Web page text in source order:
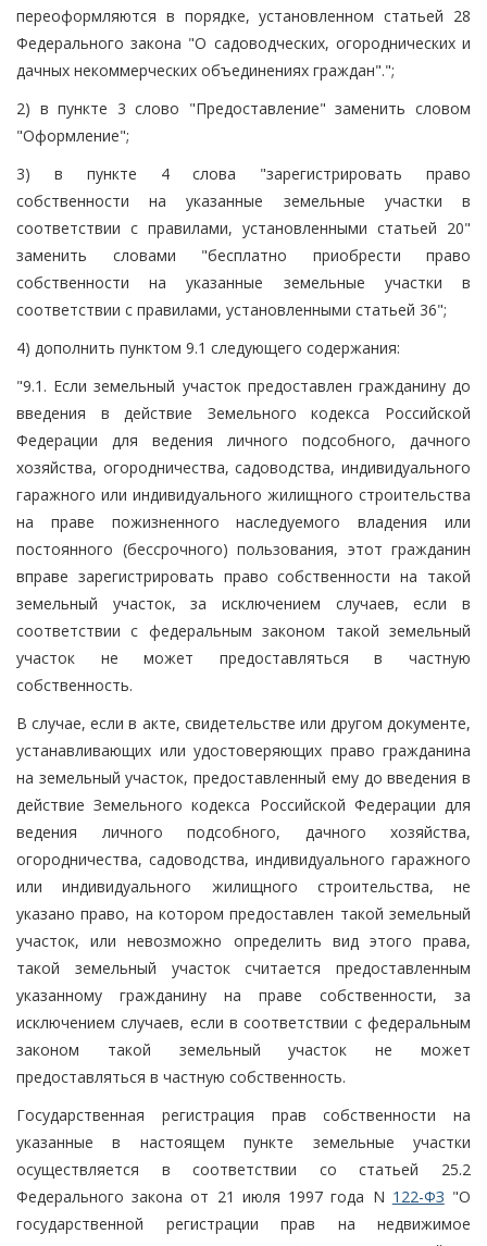
переоформляются в порядке, установленном статьей 28
Федерального закона "О садоводческих, огороднических и
дачных некоммерческих объединениях граждан".";
2) в пункте 3 слово "Предоставление" заменить словом
"Оформление";
3) в пункте 4 слова "зарегистрировать право
собственности на указанные земельные участки в
соответствии с правилами, установленными статьей 20"
заменить словами "бесплатно приобрести право
собственности на указанные земельные участки в
соответствии с правилами, установленными статьей 36";
4) дополнить пунктом 9.1 следующего содержания:
"9.1. Если земельный участок предоставлен гражданину до
введения в действие Земельного кодекса Российской
Федерации для ведения личного подсобного, дачного
хозяйства, огородничества, садоводства, индивидуального
гаражного или индивидуального жилищного строительства
на праве пожизненного наследуемого владения или
постоянного (бессрочного) пользования, этот гражданин
вправе зарегистрировать право собственности на такой
земельный участок, за исключением случаев, если в
соответствии с федеральным законом такой земельный
участок не может предоставляться в частную
собственность.
В случае, если в акте, свидетельстве или другом документе,
устанавливающих или удостоверяющих право гражданина
на земельный участок, предоставленный ему до введения в
действие Земельного кодекса Российской Федерации для
ведения личного подсобного, дачного хозяйства,
огородничества, садоводства, индивидуального гаражного
или индивидуального жилищного строительства, не
указано право, на котором предоставлен такой земельный
участок, или невозможно определить вид этого права,
такой земельный участок считается предоставленным
указанному гражданину на праве собственности, за
исключением случаев, если в соответствии с федеральным
законом такой земельный участок не может
предоставляться в частную собственность.
Государственная регистрация прав собственности на
указанные в настоящем пункте земельные участки
осуществляется в соответствии со статьей 25.2
Федерального закона от 21 июля 1997 года N 122-ФЗ "О
государственной регистрации прав на недвижимое